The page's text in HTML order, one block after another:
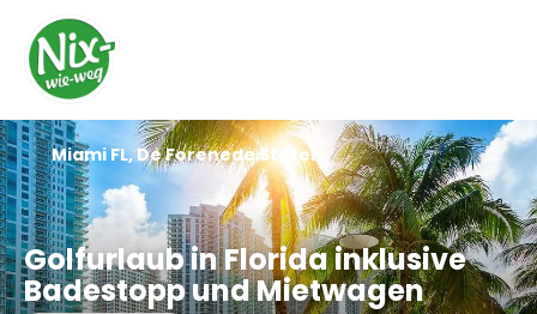
Golfurlaub in Florida inklusive
Badestopp und Mietwagen
Miami FL, De Forenede Stater